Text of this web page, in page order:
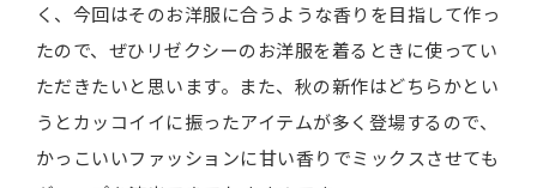
く、今回はそのお洋服に合うような香りを目指して作っ
たので、ぜひリゼクシーのお洋服を着るときに使ってい
ただきたいと思います。また、秋の新作はどちらかとい
うとカッコイイに振ったアイテムが多く登場するので、
かっこいいファッションに甘い香りでミックスさせても